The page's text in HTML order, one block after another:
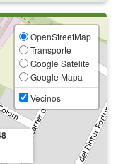
OpenStreetMap
Transporte
Google Satélite
Google Mapa
Vecinos